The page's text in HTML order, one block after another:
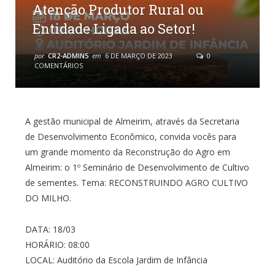
Atenção Produtor Rural ou
Entidade Ligada ao Setor!
por CR2-ADMIN5 em 6 DE MARÇO DE 2023
0
COMENTÁRIOS
A gestão municipal de Almeirim, através da Secretaria
de Desenvolvimento Econômico, convida vocês para
um grande momento da Reconstrução do Agro em
Almeirim: o 1º Seminário de Desenvolvimento de Cultivo
de sementes. Tema: RECONSTRUINDO AGRO CULTIVO
DO MILHO.
DATA: 18/03
HORÁRIO: 08:00
LOCAL: Auditório da Escola Jardim de Infância